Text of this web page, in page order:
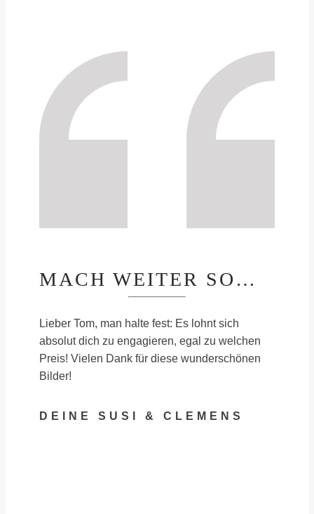
MACH WEITER SO…
Lieber Tom, man halte fest: Es lohnt sich
absolut dich zu engagieren, egal zu welchen
Preis! Vielen Dank für diese wunderschönen
Bilder!
DEINE SUSI & CLEMENS